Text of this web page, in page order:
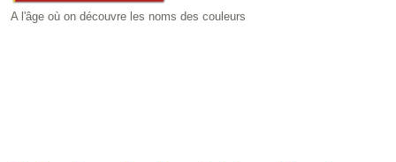
A l'âge où on découvre les noms des couleurs